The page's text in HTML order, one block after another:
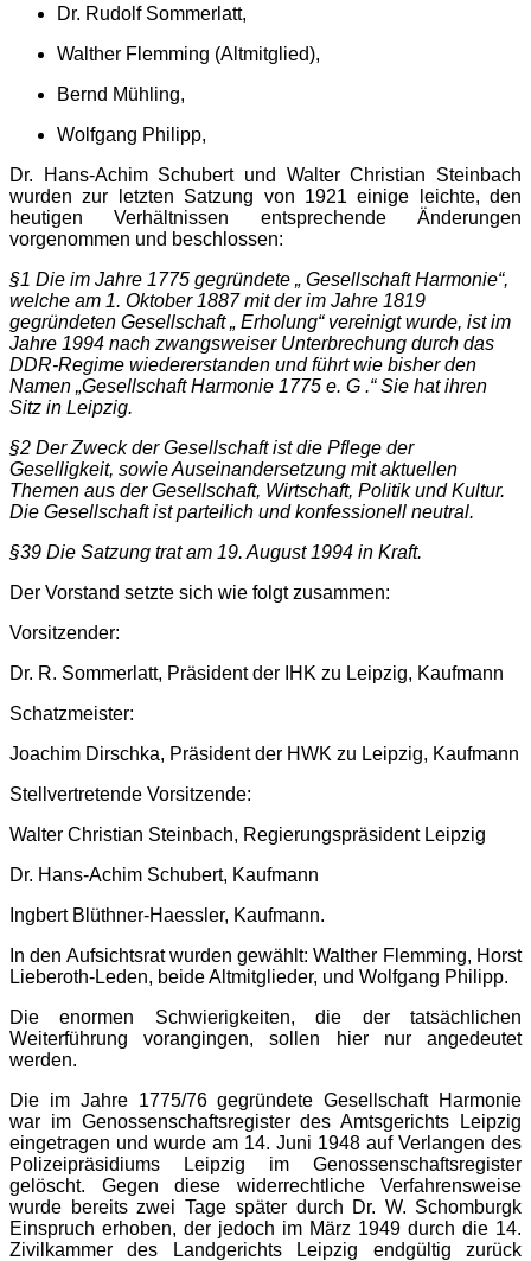
Dr. Rudolf Sommerlatt,
Walther Flemming (Altmitglied),
Bernd Mühling,
Wolfgang Philipp,
Dr. Hans-Achim Schubert und Walter Christian Steinbach
wurden zur letzten Satzung von 1921 einige leichte, den
heutigen Verhältnissen entsprechende Änderungen
vorgenommen und beschlossen:
§1 Die im Jahre 1775 gegründete „ Gesellschaft Harmonie“,
welche am 1. Oktober 1887 mit der im Jahre 1819
gegründeten Gesellschaft „ Erholung“ vereinigt wurde, ist im
Jah­re 1994 nach zwangsweiser Unterbrechung durch das
DDR-Regime wiedererstanden und führt wie bisher den
Namen „Gesellschaft Har­monie 1775 e. G .“ Sie hat ihren
Sitz in Leipzig.
§2 Der Zweck der Gesellschaft ist die Pflege der
Geselligkeit, sowie Auseinandersetzung mit aktuellen
Themen aus der Gesellschaft, Wirtschaft, Politik und Kultur.
Die Ge­sellschaft ist parteilich und konfessionell neutral.
§39 Die Satzung trat am 19. August 1994 in Kraft.
Der Vorstand setzte sich wie folgt zusammen:
Vorsitzender:
Dr. R. Sommerlatt, Präsident der IHK zu Leipzig, Kaufmann
Schatzmeister:
Joachim Dirschka, Präsident der HWK zu Leipzig, Kaufmann
Stellvertretende Vorsitzende:
Walter Christian Steinbach, Regierungspräsident Leipzig
Dr. Hans-Achim Schubert, Kaufmann
Ingbert Blüthner-Haessler, Kaufmann.
In den Aufsichtsrat wurden gewählt: Walther Flemming, Horst
Lieberoth-Leden, beide Altmitglieder, und Wolfgang Philipp.
Die enormen Schwierigkeiten, die der tatsächlichen
Weiterführung vorangingen, sollen hier nur angedeutet
werden.
Die im Jahre 1775/76 gegründete Gesellschaft Harmonie
war im Genossenschaftsregister des Amtsgerichts Leipzig
eingetragen und wurde am 14. Juni 1948 auf Verlangen des
Polizeipräsidiums Leipzig im Genossenschaftsregister
gelöscht. Gegen diese widerrechtliche Verfahrensweise
wurde bereits zwei Tage später durch Dr. W. Schomburgk
Einspruch erhoben, der jedoch im März 1949 durch die 14.
Zivilkammer des Landgerichts Leipzig endgültig zurück